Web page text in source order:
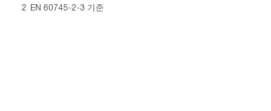
EN 60745-2-3 기준